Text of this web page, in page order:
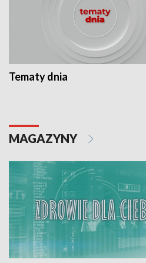
Tematy dnia
MAGAZYNY